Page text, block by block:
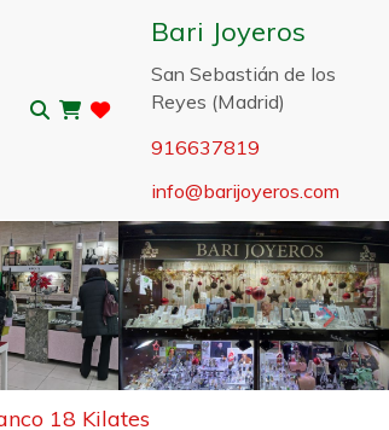
Bari Joyeros
San Sebastián de los
Reyes (Madrid)
916637819
info
barijoyeros.com
18 Kilates